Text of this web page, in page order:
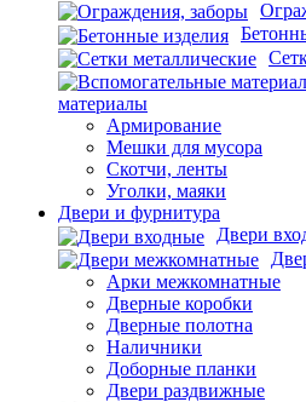
материалы
Армирование
Мешки для мусора
Скотчи, ленты
Уголки, маяки
Двери и фурнитура
Двери
Арки межкомнатные
Дверные коробки
Дверные полотна
Наличники
Доборные планки
Двери раздвижные